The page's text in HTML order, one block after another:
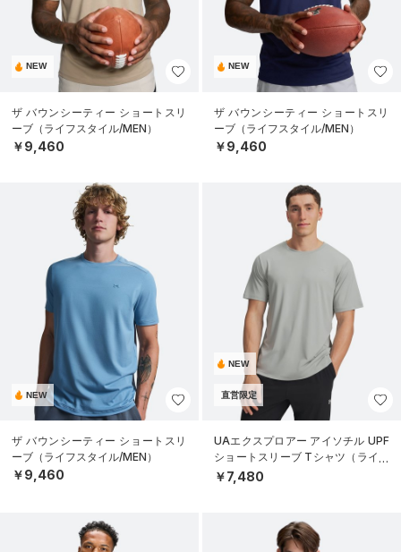
NEW
ザ バウンシーティー ショートスリ
ーブ（ライフスタイル/MEN）
￥9,460
NEW
ザ バウンシーティー ショートスリ
ーブ（ライフスタイル/MEN）
￥9,460
NEW
ザ バウンシーティー ショートスリ
ーブ（ライフスタイル/MEN）
￥9,460
NEW
直営限定
UAエクスプロアー アイソチル UPF
ショートスリーブ Tシャツ（ライフ
スタイル/MEN）
￥7,480